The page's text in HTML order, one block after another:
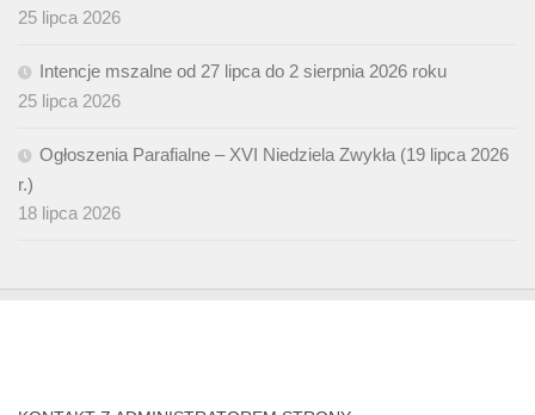
25 lipca 2026
Intencje mszalne od 27 lipca do 2 sierpnia 2026 roku
25 lipca 2026
Ogłoszenia Parafialne – XVI Niedziela Zwykła (19 lipca 2026
r.)
18 lipca 2026